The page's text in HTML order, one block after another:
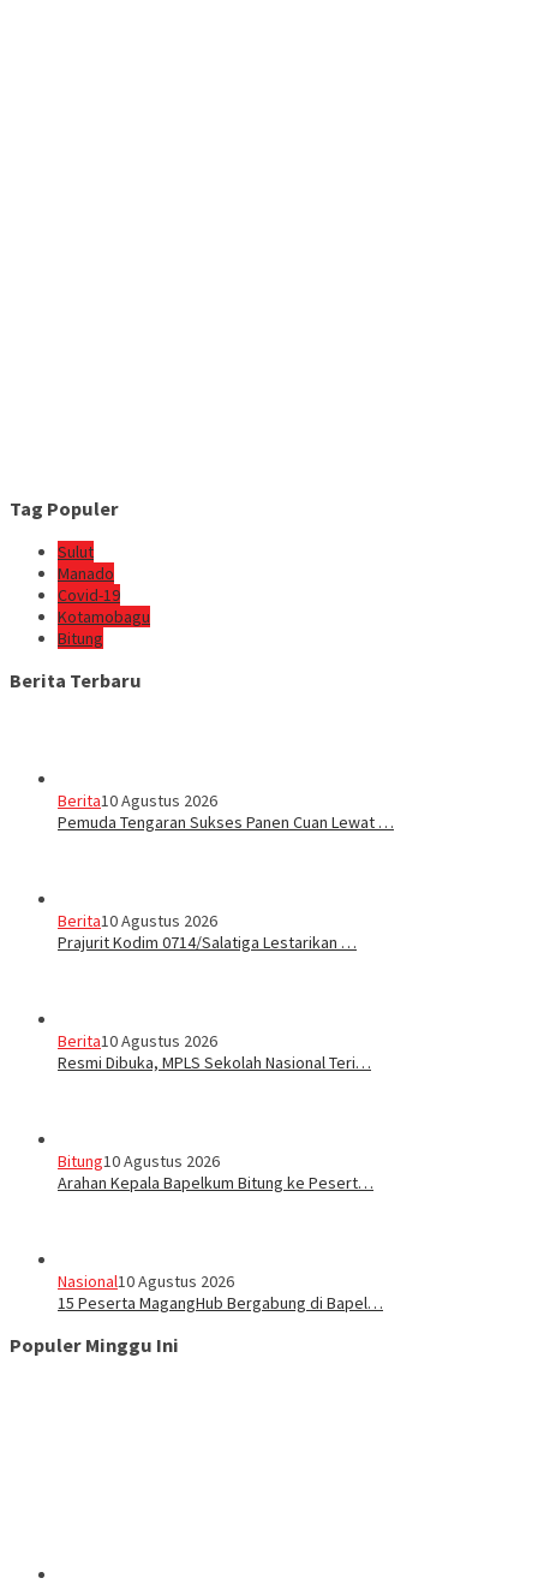
Tag Populer
Sulut
Manado
Covid-19
Kotamobagu
Bitung
Berita Terbaru
Berita10 Agustus 2026
Pemuda Tengaran Sukses Panen Cuan Lewat …
Berita10 Agustus 2026
Prajurit Kodim 0714/Salatiga Lestarikan …
Berita10 Agustus 2026
Resmi Dibuka, MPLS Sekolah Nasional Teri…
Bitung10 Agustus 2026
‎Arahan Kepala Bapelkum Bitung ke Pesert…
Nasional10 Agustus 2026
‎15 Peserta MagangHub Bergabung di Bapel…
Populer Minggu Ini